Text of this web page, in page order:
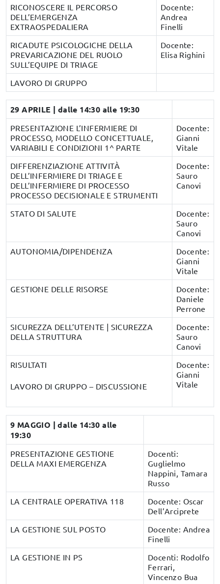
RICONOSCERE IL PERCORSO
DELL’EMERGENZA
EXTRAOSPEDALIERA
Docente:
Andrea
Finelli
RICADUTE PSICOLOGICHE DELLA
PREVARICAZIONE DEL RUOLO
SULL’EQUIPE DI TRIAGE
Docente:
Elisa Righini
LAVORO DI GRUPPO
29 APRILE | dalle 14:30 alle 19:30
PRESENTAZIONE L’INFERMIERE DI
PROCESSO, MODELLO CONCETTUALE,
VARIABILI E CONDIZIONI 1^ PARTE
Docente:
Gianni
Vitale
DIFFERENZIAZIONE ATTIVITÀ
DELL’INFERMIERE DI TRIAGE E
DELL’INFERMIERE DI PROCESSO
PROCESSO DECISIONALE E STRUMENTI
Docente:
Sauro
Canovi
STATO DI SALUTE
Docente:
Sauro
Canovi
AUTONOMIA/DIPENDENZA
Docente:
Gianni
Vitale
GESTIONE DELLE RISORSE
Docente:
Daniele
Perrone
SICUREZZA DELL’UTENTE | SICUREZZA
DELLA STRUTTURA
Docente:
Sauro
Canovi
RISULTATI
LAVORO DI GRUPPO – DISCUSSIONE
Docente:
Gianni
Vitale
9 MAGGIO | dalle 14:30 alle
19:30
PRESENTAZIONE GESTIONE
DELLA MAXI EMERGENZA
Docenti:
Guglielmo
Nappini, Tamara
Russo
LA CENTRALE OPERATIVA 118
Docente: Oscar
Dell’Arciprete
LA GESTIONE SUL POSTO
Docente: Andrea
Finelli
LA GESTIONE IN PS
Docenti: Rodolfo
Ferrari,
Vincenzo Bua